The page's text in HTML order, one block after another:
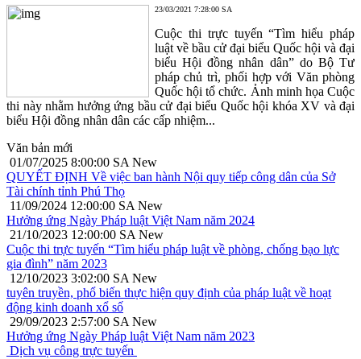
23/03/2021 7:28:00 SA
Cuộc thi trực tuyến “Tìm hiểu pháp
luật về bầu cử đại biểu Quốc hội và đại
biểu Hội đồng nhân dân” do Bộ Tư
pháp chủ trì, phối hợp với Văn phòng
Quốc hội tổ chức. Ảnh minh họa Cuộc
thi này nhằm hưởng ứng bầu cử đại biểu Quốc hội khóa XV và đại
biểu Hội đồng nhân dân các cấp nhiệm...
Văn bản mới
01/07/2025 8:00:00 SA New
QUYẾT ĐỊNH Về việc ban hành Nội quy tiếp công dân của Sở
Tài chính tỉnh Phú Thọ
11/09/2024 12:00:00 SA New
Hưởng ứng Ngày Pháp luật Việt Nam năm 2024
21/10/2023 12:00:00 SA New
Cuộc thi trực tuyến “Tìm hiểu pháp luật về phòng, chống bạo lực
gia đình” năm 2023
12/10/2023 3:02:00 SA New
tuyên truyền, phổ biến thực hiện quy định của pháp luật về hoạt
động kinh doanh xổ số
29/09/2023 2:57:00 SA New
Hưởng ứng Ngày Pháp luật Việt Nam năm 2023
Dịch vụ công trực tuyến